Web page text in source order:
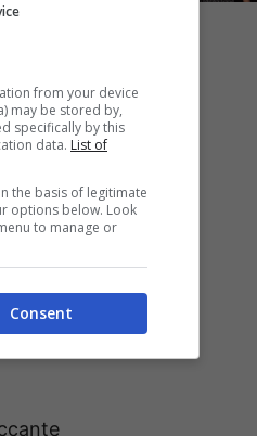
man.
Un derby
di
ne mette
segnare.
di chiudere
from your device
may be stored by,
specifically by this
data. List of
the basis of legitimate
options below. Look
to manage or
Consent